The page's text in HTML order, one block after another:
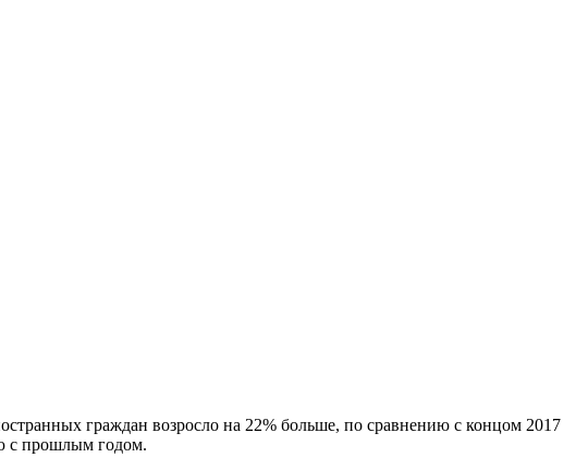
граждан возросло на 22% больше, по сравнению с концом 2017
с прошлым годом.